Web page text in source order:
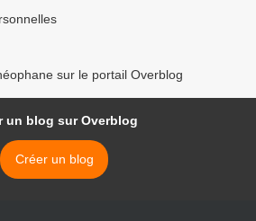
sur le portail Overblog
un blog sur Overblog
Créer un blog